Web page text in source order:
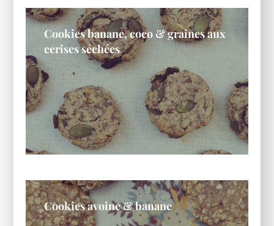
Cookies banane, coco & graines aux
cerises séchées
Cookies avoine & banane